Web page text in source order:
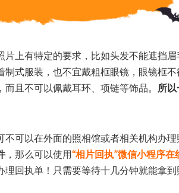
上有特定的要求，比如头发不能遮挡眉
式服装，也不宜戴粗框眼镜，眼镜框不
且不可以佩戴耳环、项链等饰品。 所以
可以在外面的照相馆或者相关机构办理
，那么可以使用“相片回执”微信小程序在
理回执单！只需要等待十几分钟就能拿到